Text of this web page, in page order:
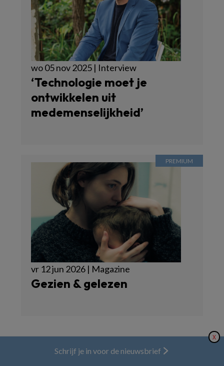
wo 05 nov 2025 | Interview
‘Technologie moet je
ontwikkelen uit
medemenselijkheid’
vr 12 jun 2026 | Magazine
Gezien & gelezen
Geef uw reactie
X
Schrijf je in voor de nieuwsbrief
Nieuwsbrief Abonneren